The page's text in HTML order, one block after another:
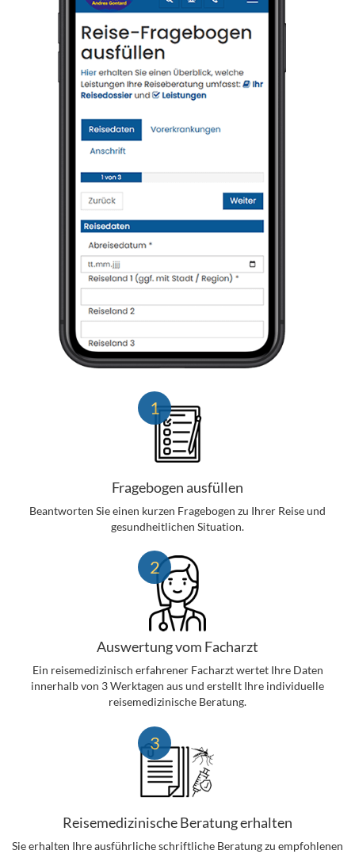
1
Fragebogen ausfüllen
Beantworten Sie einen kurzen Fragebogen zu Ihrer Reise und
gesundheitlichen Situation.
2
Auswertung vom Facharzt
Ein reisemedizinisch erfahrener Facharzt wertet Ihre Daten
innerhalb von 3 Werktagen aus und erstellt Ihre individuelle
reisemedizinische Beratung.
3
Reisemedizinische Beratung erhalten
Sie erhalten Ihre ausführliche schriftliche Beratung zu empfohlenen